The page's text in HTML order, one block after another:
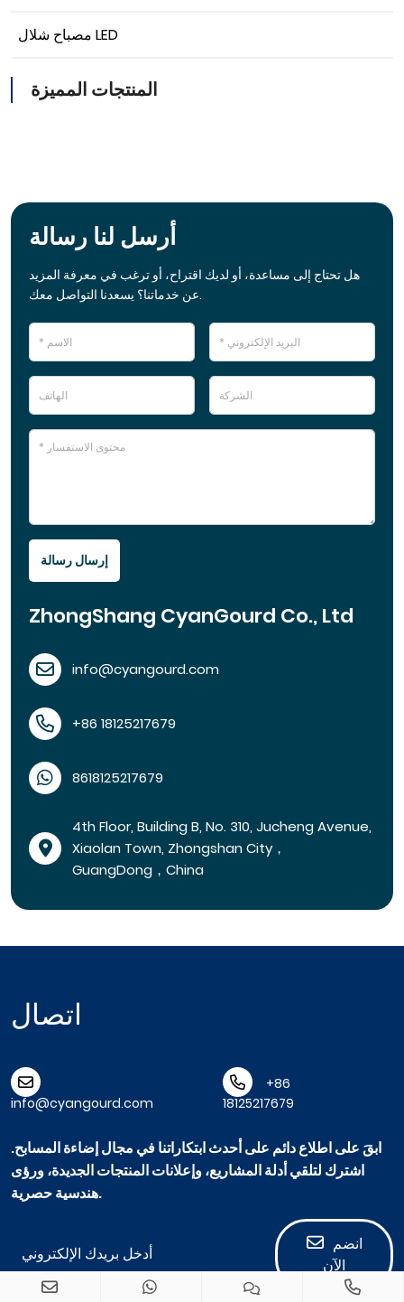
مصباح شلال LED
المنتجات المميزة
أرسل لنا رسالة
هل تحتاج إلى مساعدة، أو لديك اقتراح، أو ترغب في معرفة المزيد
عن خدماتنا؟ يسعدنا التواصل معك.
إرسال رسالة
ZhongShang CyanGourd Co., Ltd
info@cyangourd.com
+86 18125217679
8618125217679
4th Floor, Building B, No. 310, Jucheng Avenue,
Xiaolan Town, Zhongshan City，
GuangDong，China
اتصال
info@cyangourd.com
+86
18125217679
ابقَ على اطلاع دائم على أحدث ابتكاراتنا في مجال إضاءة المسابح.
اشترك لتلقي أدلة المشاريع، وإعلانات المنتجات الجديدة، ورؤى
هندسية حصرية.
انضم
الآن